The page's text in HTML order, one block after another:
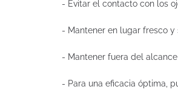
- Evitar el contacto con los
- Mantener en lugar fresco y
- Mantener fuera del
- Para una eficacia óptima,